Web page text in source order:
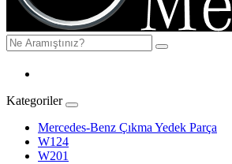
Kategoriler
Mercedes-Benz Çıkma Yedek Parça
W124
W201